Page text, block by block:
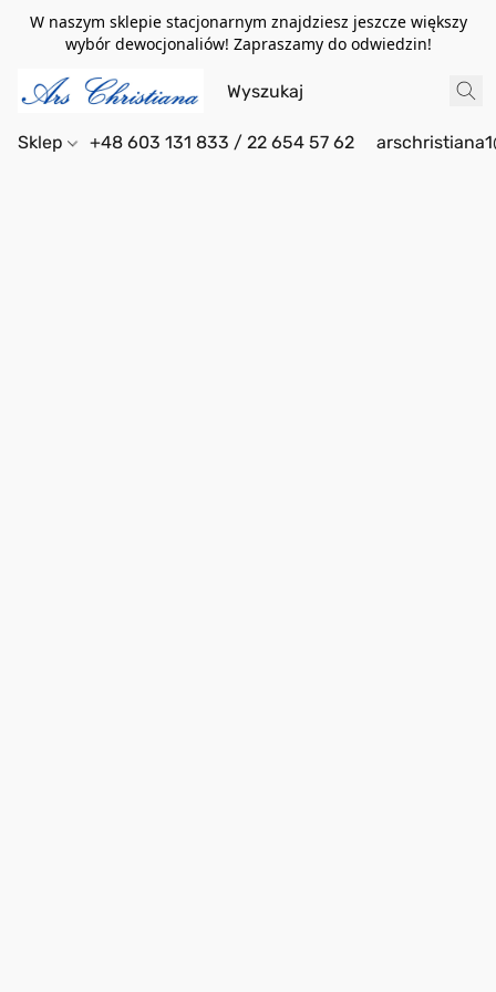
W naszym sklepie stacjonarnym znajdziesz jeszcze większy
wybór dewocjonaliów! Zapraszamy do odwiedzin!
Sklep +48 603 131 833 / 22 654 57 62